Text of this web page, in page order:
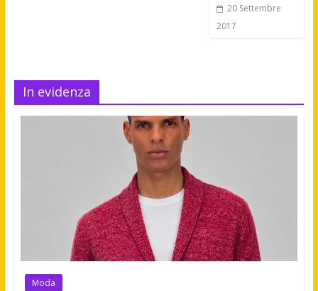
20 Settembre
2017
In evidenza
Moda